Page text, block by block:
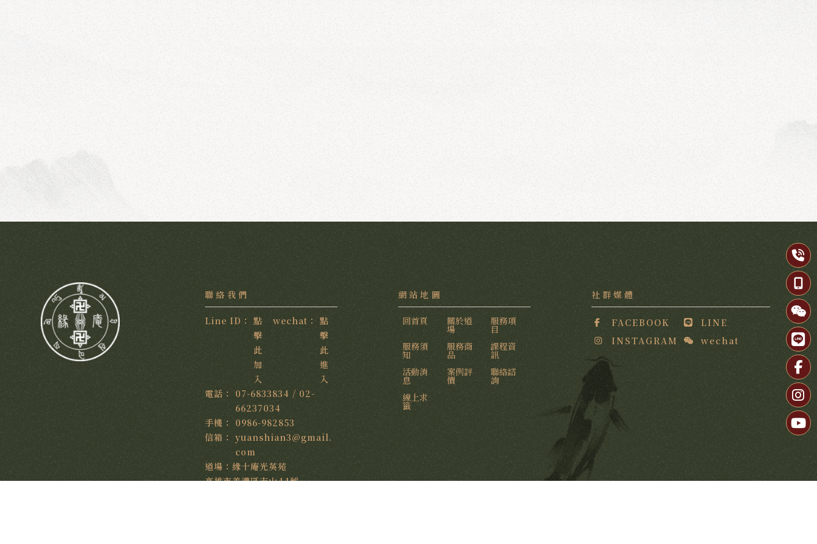
點
擊
此
加
入
點
擊
此
進
入
07-6833834 / 02-
66237034
0986-982853
yuanshian3@gmail.
com
高雄市美濃區吉山44號
回首頁 關於道
場
服務項
目
服務須
知
服務商
品
課程資
訊
活動消
息
案例評
價
聯絡諮
詢
線上求
籤